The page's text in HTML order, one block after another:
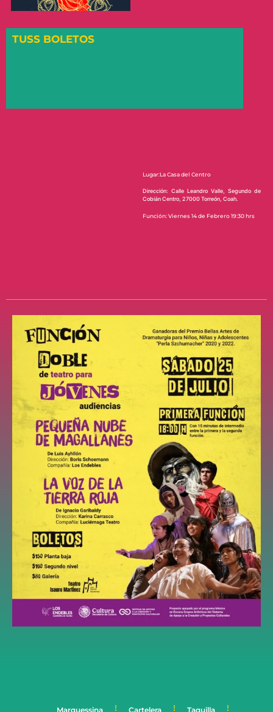
TUSS BOLETOS
Lugar:La Casa del Centro
Dirección: Calle Leandro Valle, Segundo de
Cobián Centro, 27000 Torreón, Coah.
Función: Viernes 14 de Febrero 19:30 hrs
Marquessina Cartelera Taquilla